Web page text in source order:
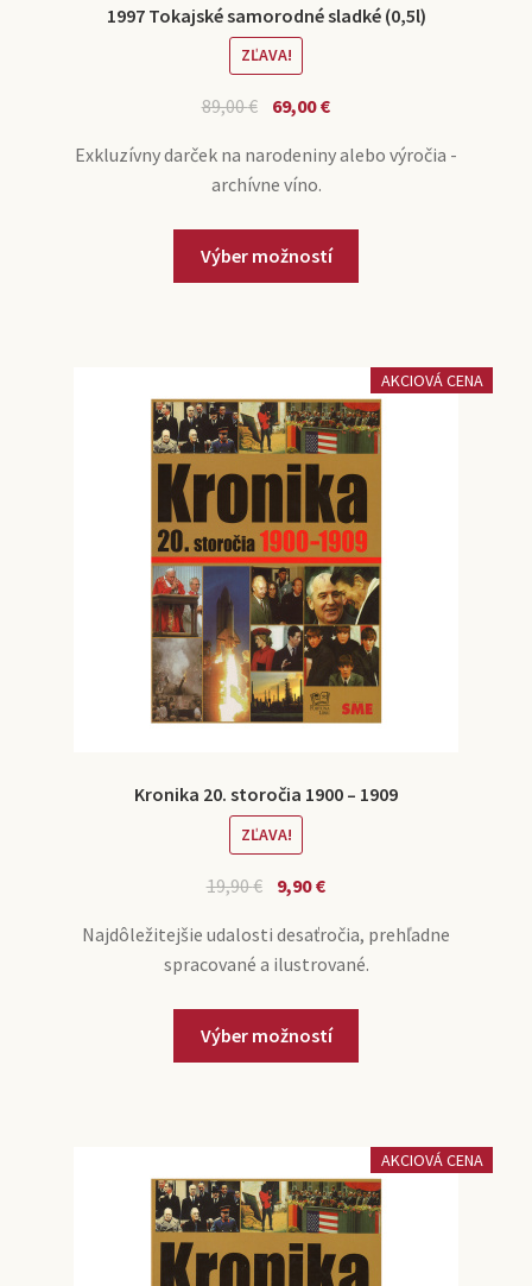
1997 Tokajské samorodné sladké (0,5l)
ZĽAVA!
89,00€ 69,00€
Exkluzívny darček na narodeniny alebo výročia -
archívne víno.
Výber možností
AKCIOVÁ CENA
Kronika 20. storočia 1900 – 1909
ZĽAVA!
19,90€ 9,90€
Najdôležitejšie udalosti desaťročia, prehľadne
spracované a ilustrované.
Výber možností
AKCIOVÁ CENA